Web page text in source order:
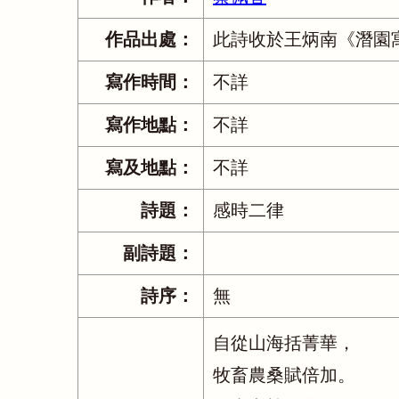
作品出處： 此詩收於王炳南《潛園
寫作時間： 不詳
寫作地點： 不詳
寫及地點： 不詳
詩題： 感時二律
副詩題：
詩序： 無
自從山海括菁華，
牧畜農桑賦倍加。